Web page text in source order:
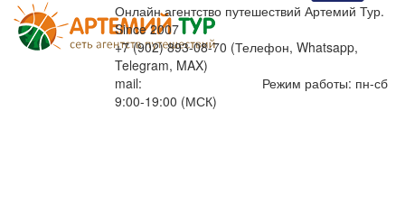
Онлайн агентство путешествий Артемий Тур.
Since 2007
+7 (902) 893-08-70 (Телефон, Whatsapp,
Telegram, MAX)
mail:
Режим работы: пн-сб
9:00-19:00 (МСК)